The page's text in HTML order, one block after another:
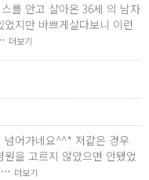
를 안고 살아온 36세 의 남자
지만 바쁘게살다보니 이런
더보기
넘어가네요^^* 저같은 경우
을 고르지 않았으면 안됐었
… 더보기